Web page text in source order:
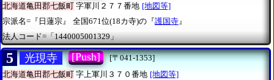
北海道亀田郡七飯町 字軍川２７７番地 [地図等]
宗派名=『日蓮宗』
全国671位(18カ寺)の『護国寺 』
法人コード=「1440005001329」
5 光現寺 [Push]
[〒041-1353]
北海道亀田郡七飯町 字上軍川３７０番地 [地図等]